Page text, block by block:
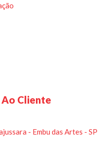
Cliente
- Embu das Artes - SP